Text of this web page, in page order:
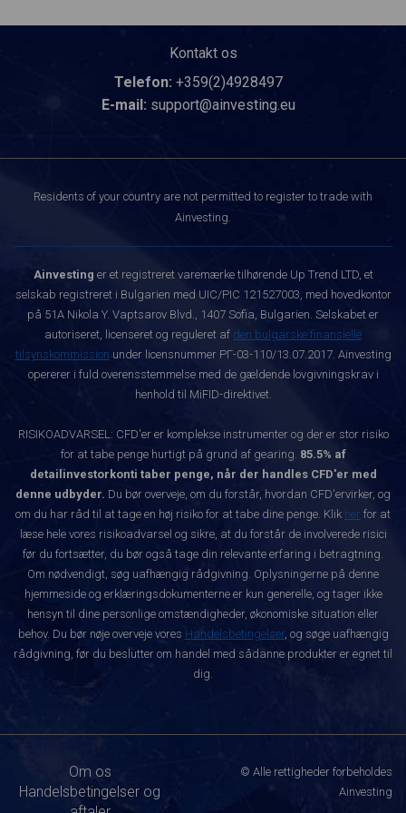
Kontakt os
Telefon: +359(2)4928497
E-mail: support@ainvesting.eu
Residents of your country are not permitted to register to trade with
Ainvesting.
Ainvesting er et registreret varemærke tilhørende Up Trend LTD, et
selskab registreret i Bulgarien med UIC/PIC 121527003, med hovedkontor
på 51A Nikola Y. Vaptsarov Blvd., 1407 Sofia, Bulgarien. Selskabet er
autoriseret, licenseret og reguleret af den bulgarske finansielle
tilsynskommission under licensnummer РГ-03-110/13.07.2017. Ainvesting
opererer i fuld overensstemmelse med de gældende lovgivningskrav i
henhold til MiFID-direktivet.
RISIKOADVARSEL: CFD'er er komplekse instrumenter og der er stor risiko
for at tabe penge hurtigt på grund af gearing. 85.5% af
detailinvestorkonti taber penge, når der handles CFD'er med
denne udbyder. Du bør overveje, om du forstår, hvordan CFD'ervirker, og
om du har råd til at tage en høj risiko for at tabe dine penge. Klik her for at
læse hele vores risikoadvarsel og sikre, at du forstår de involverede risici
før du fortsætter, du bør også tage din relevante erfaring i betragtning.
Om nødvendigt, søg uafhængig rådgivning. Oplysningerne på denne
hjemmeside og erklæringsdokumenterne er kun generelle, og tager ikke
hensyn til dine personlige omstændigheder, økonomiske situation eller
behov. Du bør nøje overveje vores Handelsbetingelser, og søge uafhængig
rådgivning, før du beslutter om handel med sådanne produkter er egnet til
dig.
Om os
Handelsbetingelser og
© Alle rettigheder forbeholdes
Ainvesting